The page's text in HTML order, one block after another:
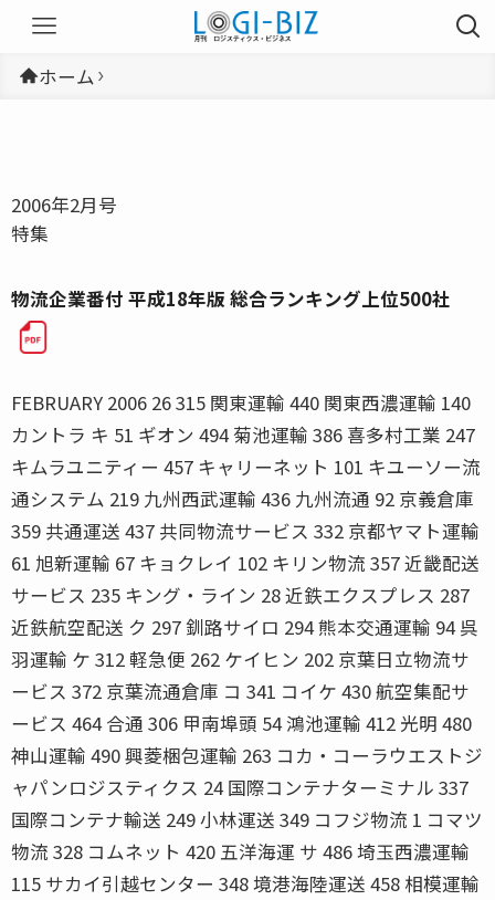
ホーム
2006年2月号
特集
物流企業番付 平成18年版 総合ランキング上位500社
FEBRUARY 2006 26 315 関東運輸 440 関東西濃運輸 140
カントラ キ 51 ギオン 494 菊池運輸 386 喜多村工業 247
キムラユニティー 457 キャリーネット 101 キユーソー流
通システム 219 九州西武運輸 436 九州流通 92 京義倉庫
359 共通運送 437 共同物流サービス 332 京都ヤマト運輸
61 旭新運輸 67 キョクレイ 102 キリン物流 357 近畿配送
サービス 235 キング・ライン 28 近鉄エクスプレス 287
近鉄航空配送 ク 297 釧路サイロ 294 熊本交通運輸 94 呉
羽運輸 ケ 312 軽急便 262 ケイヒン 202 京葉日立物流サ
ービス 372 京葉流通倉庫 コ 341 コイケ 430 航空集配サ
ービス 464 合通 306 甲南埠頭 54 鴻池運輸 412 光明 480
神山運輸 490 興菱梱包運輸 263 コカ・コーラウエストジ
ャパンロジスティクス 24 国際コンテナターミナル 337
国際コンテナ輸送 249 小林運送 349 コフジ物流 1 コマツ
物流 328 コムネット 420 五洋海運 サ 486 埼玉西濃運輸
115 サカイ引越センター 348 境港海陸運送 458 相模運輸